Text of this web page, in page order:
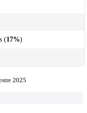
(17%)
2025